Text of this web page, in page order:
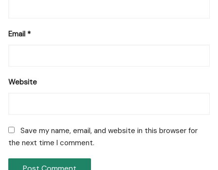
Email *
Website
Save my name, email, and website in this browser for
the next time I comment.